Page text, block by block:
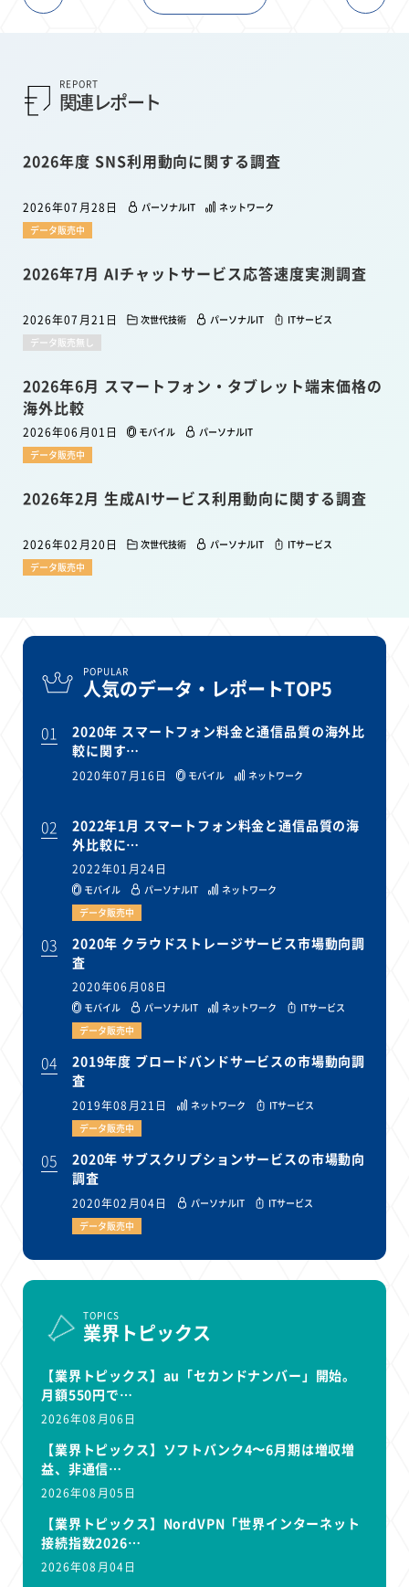
REPORT
関連レポート
2026年度 SNS利用動向に関する調査
2026年07月28日 パーソナルIT
ネットワーク
データ販売中
2026年7月 AIチャットサービス応答速度実測調査
2026年07月21日 次世代技術 パーソナルIT
ITサービス
データ販売無し
2026年6月 スマートフォン・タブレット端末価格の
海外比較
2026年06月01日 モバイル
パーソナルIT
データ販売中
2026年2月 生成AIサービス利用動向に関する調査
2026年02月20日 次世代技術 パーソナルIT
ITサービス
データ販売中
POPULAR
人気のデータ・レポートTOP5
01
2020年 スマートフォン料金と通信品質の海外比
較に関す…
2020年07月16日 モバイル ネットワーク
02
2022年1月 スマートフォン料金と通信品質の海
外比較に…
2022年01月24日
モバイル パーソナルIT
ネットワーク
データ販売中
03
2020年 クラウドストレージサービス市場動向調
査
2020年06月08日
モバイル パーソナルIT ネットワーク
ITサービス
データ販売中
04
2019年度 ブロードバンドサービスの市場動向調
査
2019年08月21日 ネットワーク
ITサービス
データ販売中
05
2020年 サブスクリプションサービスの市場動向
調査
2020年02月04日 パーソナルIT
ITサービス
データ販売中
TOPICS
業界トピックス
【業界トピックス】au「セカンドナンバー」開始。
月額550円で…
2026年08月06日
【業界トピックス】ソフトバンク4〜6月期は増収増
益、非通信…
2026年08月05日
【業界トピックス】NordVPN「世界インターネット
接続指数2026…
2026年08月04日